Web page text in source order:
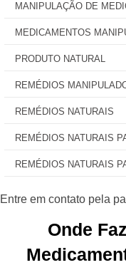
MANIPULAÇÃO DE
MEDICAMENTOS
PRODUTO NATURAL
REMÉDIOS
REMÉDIOS NATURAIS
REMÉDIOS NATURAIS
REMÉDIOS NATURAIS
Onde